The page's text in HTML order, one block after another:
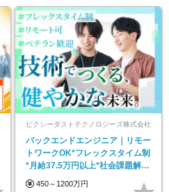
ピクシーダストテクノロジーズ株式会社
バックエンドエンジニア｜リモー
トワークOK*フレックスタイム制
*月給37.5万円以上*社会課題解決
プロダクト
450～1200万円